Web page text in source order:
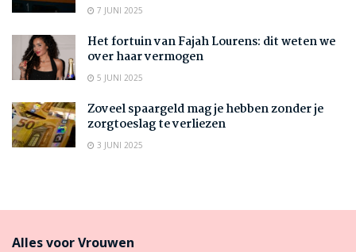
7 JUNI 2025
Het fortuin van Fajah Lourens: dit weten we
over haar vermogen
5 JUNI 2025
Zoveel spaargeld mag je hebben zonder je
zorgtoeslag te verliezen
3 JUNI 2025
Alles voor Vrouwen